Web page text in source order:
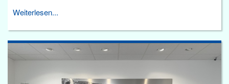
Weiterlesen...